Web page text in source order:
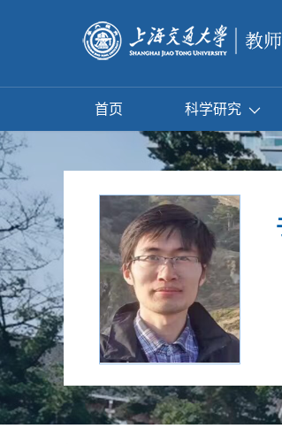
首页 科学研究